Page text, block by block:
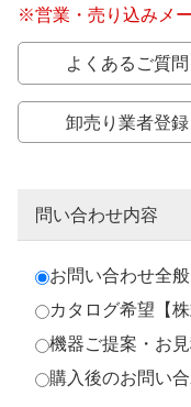
※営業・売り込みメ
よくあるご質問
卸売り業者登録
問い合わせ内容
お問い合わせ全
カタログ希望【株
機器ご提案・お
購入後のお問い